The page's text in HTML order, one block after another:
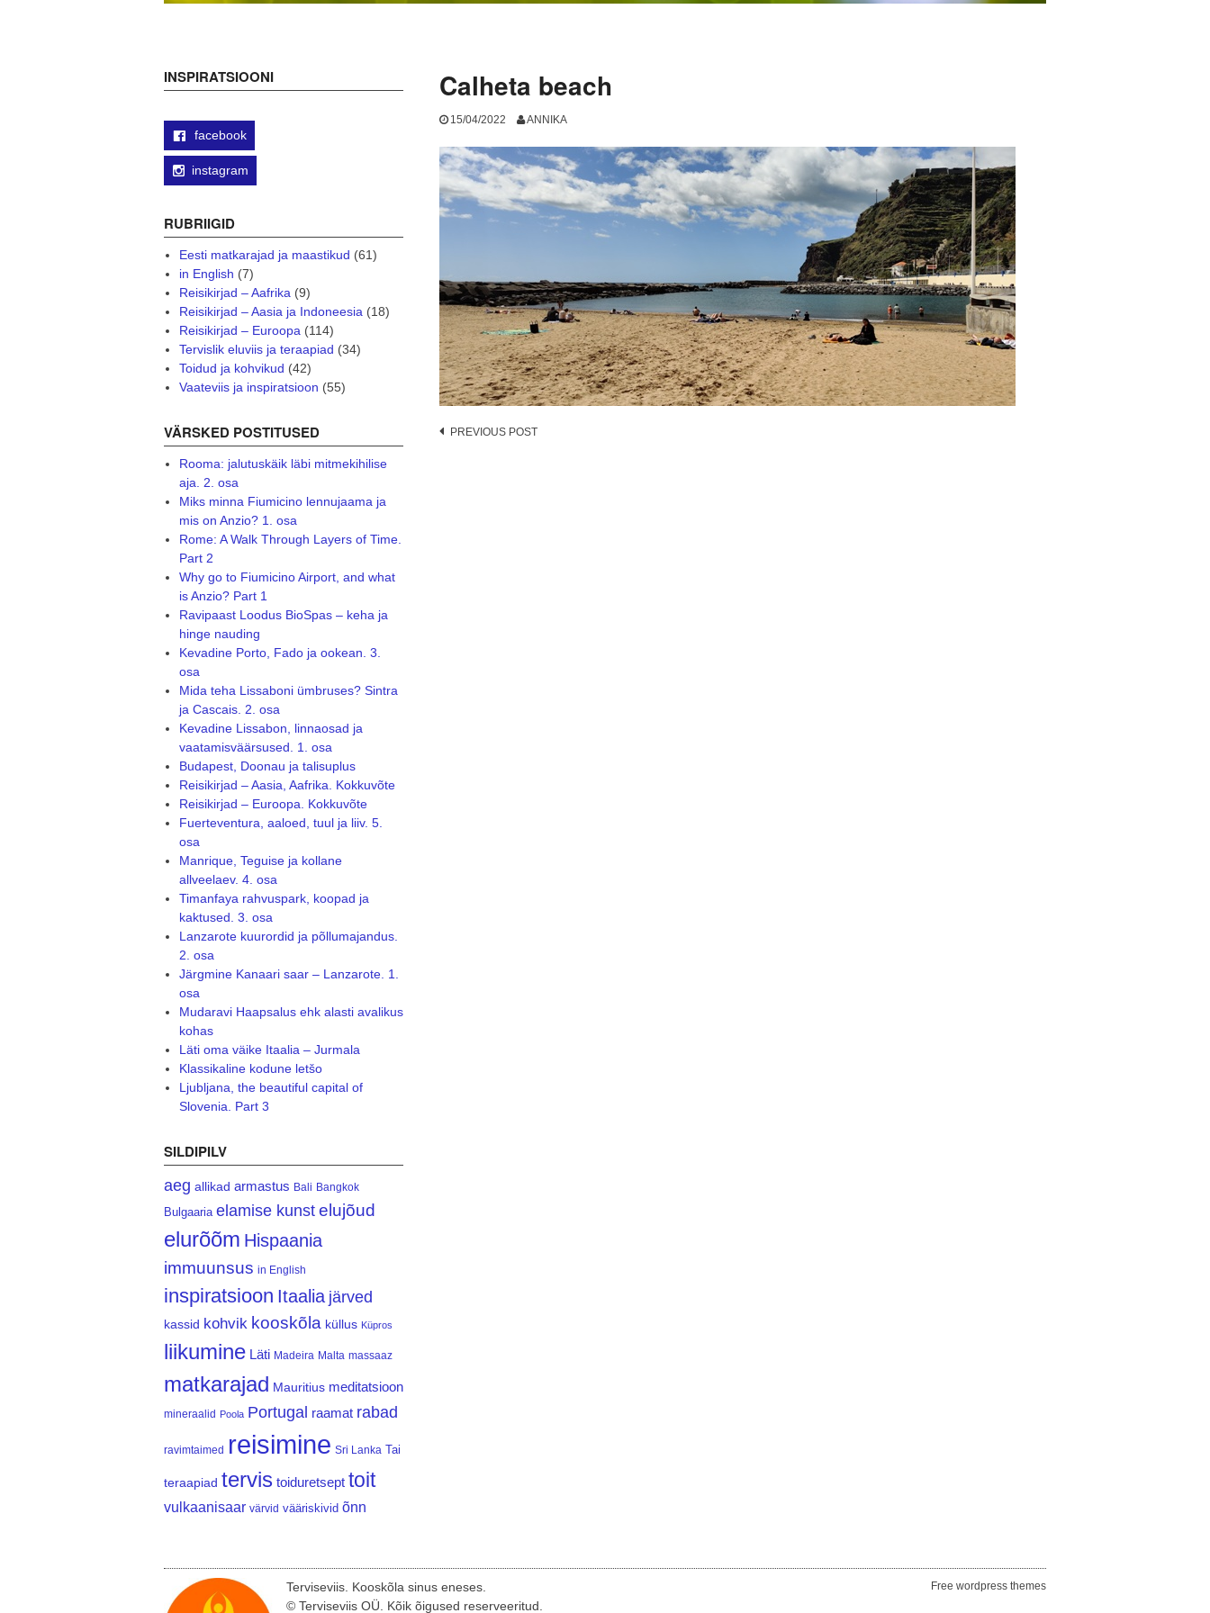
Calheta beach
15/04/2022 ANNIKA
Post
PREVIOUS POST
INSPIRATSIOONI
facebook
instagram
RUBRIIGID
Eesti matkarajad ja maastikud (61)
in English (7)
Reisikirjad – Aafrika(9)
Reisikirjad – Aasia ja Indoneesia(18)
Reisikirjad – Euroopa(114)
Tervislik eluviis ja teraapiad (34)
Toidud ja kohvikud (42)
Vaateviis ja inspiratsioon (55)
VÄRSKED POSTITUSED
Rooma: jalutuskäik läbi mitmekihilise
aja. 2. osa
Miks minna Fiumicino lennujaama ja
mis on Anzio? 1. osa
Rome: A Walk Through Layers of Time.
Part 2
Why go to Fiumicino Airport, and what
is Anzio? Part 1
Ravipaast Loodus BioSpas – keha ja
hinge nauding
Kevadine Porto, Fado ja ookean. 3.
osa
Mida teha Lissaboni ümbruses? Sintra
ja Cascais. 2. osa
Kevadine Lissabon, linnaosad ja
vaatamisväärsused. 1. osa
Budapest, Doonau ja talisuplus
Reisikirjad – Aasia, Aafrika. Kokkuvõte
Reisikirjad – Euroopa. Kokkuvõte
Fuerteventura, aaloed, tuul ja liiv. 5.
osa
Manrique, Teguise ja kollane
allveelaev. 4. osa
Timanfaya rahvuspark, koopad ja
kaktused. 3. osa
Lanzarote kuurordid ja põllumajandus.
2. osa
Järgmine Kanaari saar – Lanzarote. 1.
osa
Mudaravi Haapsalus ehk alasti avalikus
kohas
Läti oma väike Itaalia – Jurmala
Klassikaline kodune letšo
Ljubljana, the beautiful capital of
Slovenia. Part 3
SILDIPILV
aeg allikad armastus Bali Bangkok
Bulgaaria elamise kunst elujõud
elurõõm Hispaania
immuunsus in English
inspiratsioon Itaalia järved
kassid kohvik kooskõla küllus Küpros
liikumine Läti Madeira Malta massaaz
matkarajad Mauritius meditatsioon
mineraalid Poola Portugal raamat rabad
ravimtaimed reisimine Sri Lanka Tai
teraapiad tervis toiduretsept toit
vulkaanisaar värvid vääriskivid õnn
Terviseviis. Kooskõla sinus eneses.
© Terviseviis OÜ. Kõik õigused reserveeritud.
Free wordpress themes